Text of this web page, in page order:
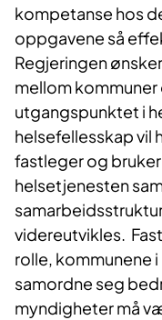
kompetanse hos
oppgavene så
Regjeringen
mellom
utgangspunktet i
helsefellesskap vil
fastleger og
helsetjenesten
videreutvikles.
rolle, kommunene
samordne seg
myndigheter må